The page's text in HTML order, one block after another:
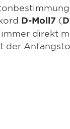
D-Moll7 (
direkt
der